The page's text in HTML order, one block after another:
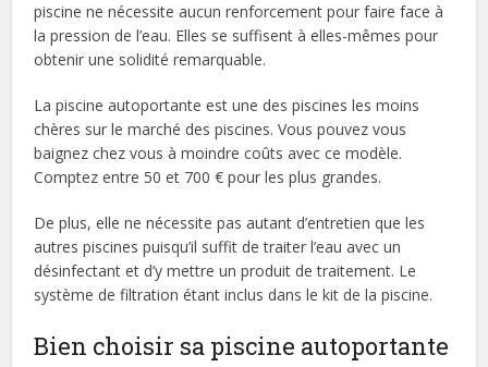
piscine ne nécessite aucun renforcement pour faire face à
la pression de l’eau. Elles se suffisent à elles-mêmes pour
obtenir une solidité remarquable.
La piscine autoportante est une des piscines les moins
chères sur le marché des piscines. Vous pouvez vous
baignez chez vous à moindre coûts avec ce modèle.
Comptez entre 50 et 700 € pour les plus grandes.
De plus, elle ne nécessite pas autant d’entretien que les
autres piscines puisqu’il suffit de traiter l’eau avec un
désinfectant et d’y mettre un produit de traitement. Le
système de filtration étant inclus dans le kit de la piscine.
Bien choisir sa piscine autoportante